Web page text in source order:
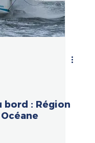
bord : Région